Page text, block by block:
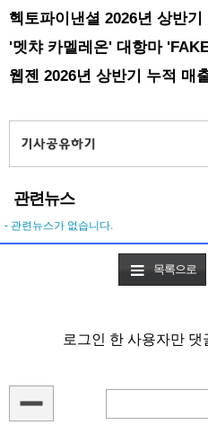
헥토파이낸셜 2026년 상반
'멧챠 카멜레온' 대항마
웹젠 2026년 상반기 누적 매
관련뉴스
- 관련뉴스가 없습니다.
목록으로
로그인 한 사용자만